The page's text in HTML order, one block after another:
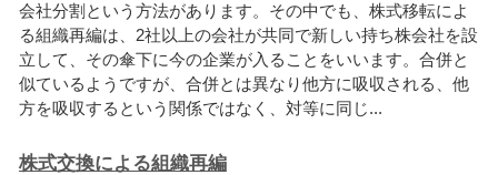
会社分割という方法があります。その中でも、株式移転によ
る組織再編は、2社以上の会社が共同で新しい持ち株会社を設
立して、その傘下に今の企業が入ることをいいます。合併と
似ているようですが、合併とは異なり他方に吸収される、他
方を吸収するという関係ではなく、対等に同じ...
株式交換による組織再編